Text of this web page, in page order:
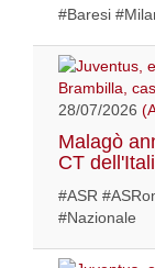
#Baresi
28/07/2026
Malagò
CT
#ASR
#Nazionale